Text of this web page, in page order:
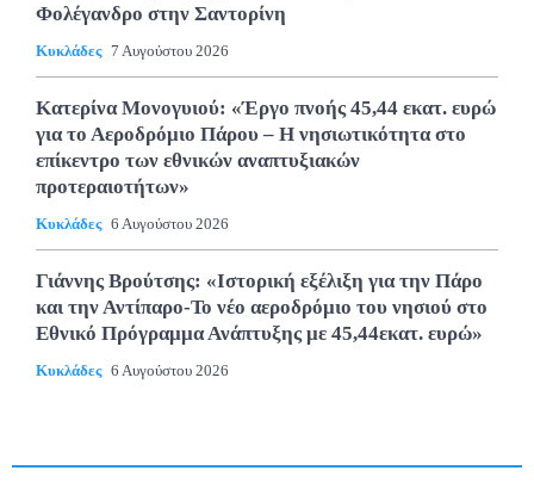
Φολέγανδρο στην Σαντορίνη
Κυκλάδες 7 Αυγούστου 2026
Κατερίνα Μονογυιού: «Έργο πνοής 45,44 εκατ. ευρώ
για το Αεροδρόμιο Πάρου – Η νησιωτικότητα στο
επίκεντρο των εθνικών αναπτυξιακών
προτεραιοτήτων»
Κυκλάδες 6 Αυγούστου 2026
Γιάννης Βρούτσης: «Ιστορική εξέλιξη για την Πάρο
και την Αντίπαρο-Το νέο αεροδρόμιο του νησιού στο
Εθνικό Πρόγραμμα Ανάπτυξης με 45,44εκατ. ευρώ»
Κυκλάδες 6 Αυγούστου 2026